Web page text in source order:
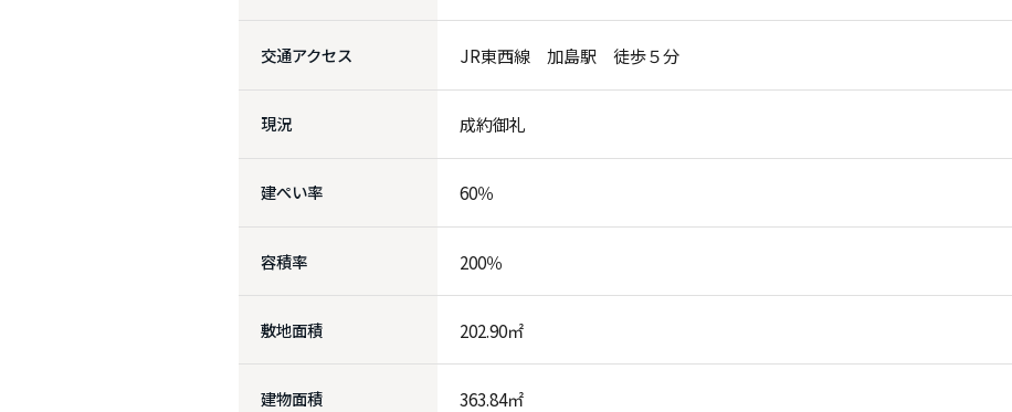
交通アクセス JR東西線 加島駅 徒歩５分
現況 成約御礼
建ぺい率 60％
容積率 200％
敷地面積 202.90㎡
建物面積 363.84㎡